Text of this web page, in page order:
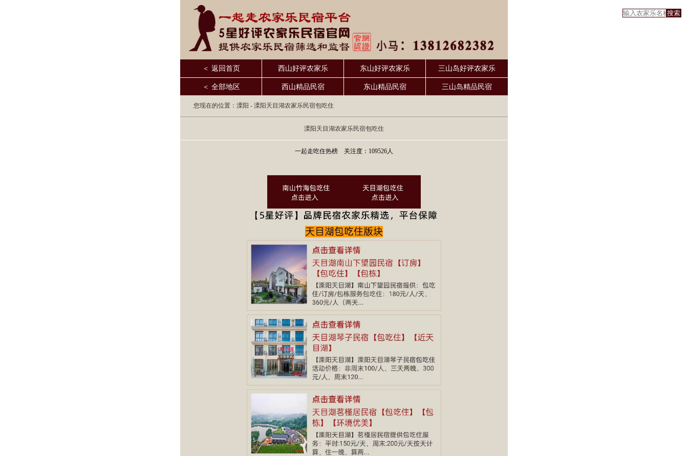
＜ 返回首页 西山好评农家乐 东山好评农家乐 三山岛好评农家乐
＜ 全部地区 西山精品民宿 东山精品民宿 三山岛精品民宿
您现在的位置： 溧阳 - 溧阳天目湖农家乐民宿包吃住
溧阳天目湖农家乐民宿包吃住
一起走吃住热榜 关注度：109526人